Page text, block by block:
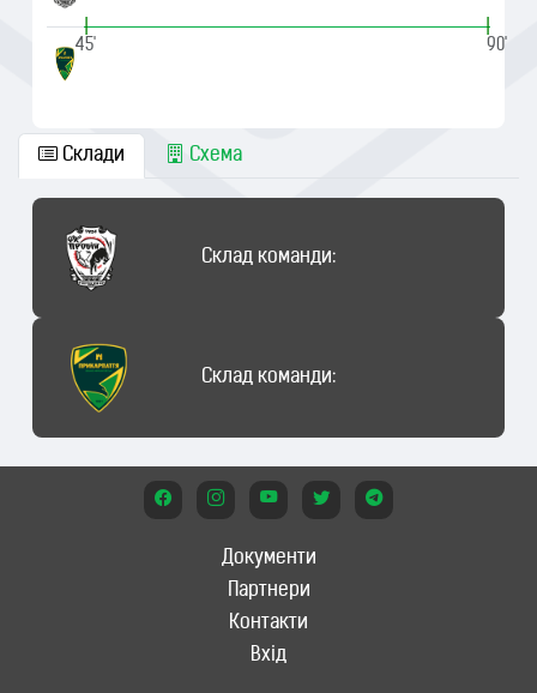
|
45'
|
90'
Склади Схема
Склад команди:
Склад команди:
Документи
Партнери
Контакти
Вхід